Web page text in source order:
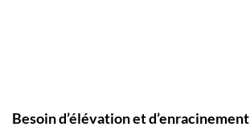
Besoin d’élévation et d’enracinement